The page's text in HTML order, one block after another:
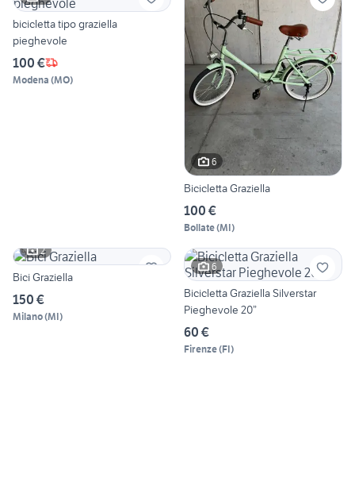
bicicletta tipo graziella
pieghevole
100 €
Modena (MO)
6
Bicicletta Graziella
100 €
Bollate(MI)
2
Bici Graziella
150 €
Milano(MI)
6
Bicicletta Graziella Silverstar
Pieghevole 20”
60 €
Firenze(FI)